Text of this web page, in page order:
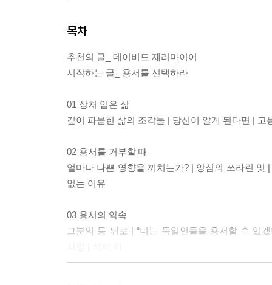
목차
추천의 글_ 데이비드 제러마이어
시작하는 글_ 용서를 선택하라
01 상처 입은 삶
깊이 파묻힌 삶의 조각들 | 당신이 알게 된다면 |
02 용서를 거부할 때
얼마나 나쁜 영향을 끼치는가? | 앙심의 쓰라린
없는 이유
03 용서의 약속
그분의 등 뒤로 | “너는 독일인들을 용서할 수 있